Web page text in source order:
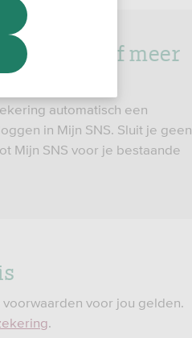
met 1 of meer
automatisch een
in Mijn SNS. Sluit je geen
Mijn SNS voor je bestaande
voor jou gelden.
.